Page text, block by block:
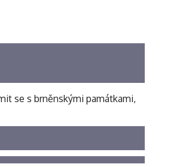
se s brněnskými památkami,